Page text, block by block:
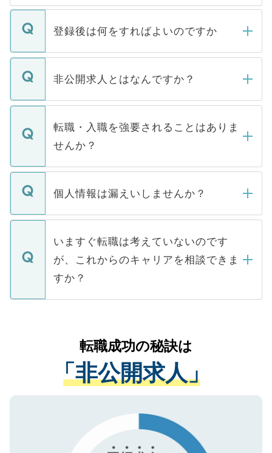
登録後は何をすればよいのですか
ご登録いただきましたら、弊社担当者がご
登録内容を確認し、その後メールもしくは
ます。通常、5営業日以内にはご連絡をせて
いただきますので、しばらくお待ちくださ
い。
非公開求人とはなんですか？
マイナビDOCTORで取り扱っている求人の
うち約3割は、Webサイトからご覧いただ
けない「非公開求人」です。非公開求人は
下記の理由によって、一般には公開してい
ません。
■応募殺到を避けるため 人気のある医療機
関を公にしてしまうと、応募が殺到する場
に、医療機関が求める条件に合った人材の
みを人材紹介会社に依頼するケースが増え
ています。
転職・入職を強要されることはありま
せんか？
転職・入職を強要することは一切ありませ
ん。また、仮に応募先から内定をいただい
定を承諾する必要はありません。内定先へ
の辞退の連絡はキャリアパートナーが行い
ますので、ご安心ください。
個人情報は漏えいしませんか？
個人情報が漏えいすることはありませんの
で、ご安心ください。当サイトからの登録
などで収集したご登録者様の個人情報は、
ご本人のキャリアアップおよび転職活動の
支援を目的に使用いたします。お預かりし
ているすべての個人データはご本人の許可
は、個人情報の取り扱いについての厳密な
管理基準を満たした事業者のみに付与され
る、プライバシーマークを取得済みです。
ご登録いただいた個人情報は、SSL（デー
で、機密保持に関してもご安心ください。
いますぐ転職は考えていないのです
が、これからのキャリアを相談できま
すか？
かがいして、現在の医療機関の状況や紹介
経験をまじえながら、適切なアドバイスを
させていただきます。すぐにご転職をされ
ない方には、長期的なサポートが可能です
ので、まずはご登録ください。
転職成功の秘訣は
「非公開求人」